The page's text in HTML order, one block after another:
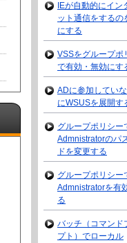
IEが自動的にイン
ット通信をするの
にする
VSSをグループポ
で有効・無効にす
ADに参加してい
にWSUSを展開す
グループポリシー
Admnistratorのパ
ドを変更する
グループポリシー
Admnistratorを有
る
バッチ（コマンド
プト）でローカル